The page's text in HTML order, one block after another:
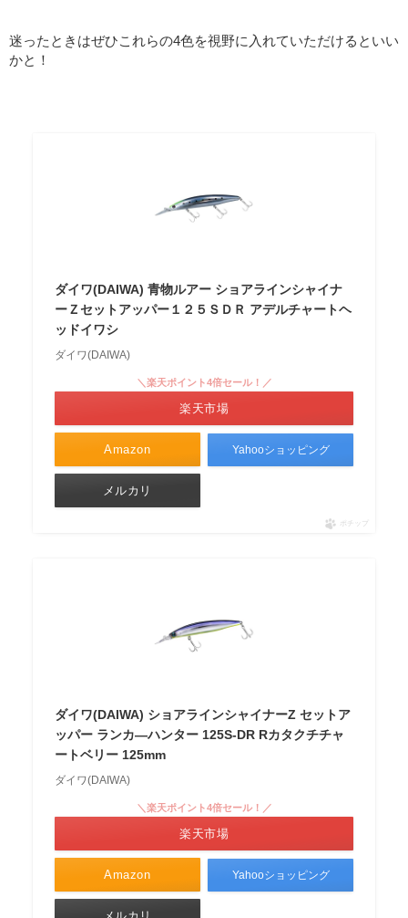
迷ったときはぜひこれらの4色を視野に入れていただけるといい
かと！
ダイワ(DAIWA) 青物ルアー ショアラインシャイナ
ーＺセットアッパー１２５ＳＤＲ アデルチャートヘ
ッドイワシ
ダイワ(DAIWA)
Amazon
＼楽天ポイント4倍セール！／
楽天市場
Yahooショッピング
メルカリ
ポチップ
ダイワ(DAIWA) ショアラインシャイナーZ セットア
ッパー ランカ―ハンター 125S-DR Rカタクチチャ
ートベリー 125mm
ダイワ(DAIWA)
Amazon
＼楽天ポイント4倍セール！／
楽天市場
Yahooショッピング